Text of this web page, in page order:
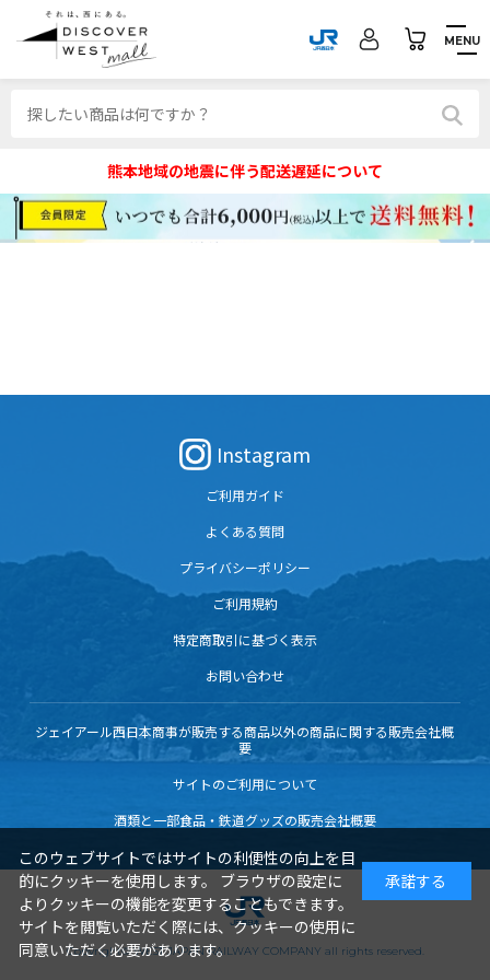
MENU
熊本地域の地震に伴う配送遅延について
Instagram
ご利用ガイド
よくある質問
プライバシーポリシー
ご利用規約
特定商取引に基づく表示
お問い合わせ
ジェイアール西日本商事が販売する商品以外の商品に関する販売会社概
要
サイトのご利用について
酒類と一部食品・鉄道グッズの販売会社概要
Copyright© WEST JAPAN RAILWAY COMPANY all rights reserved.
このウェブサイトではサイトの利便性の向上を目
的にクッキーを使用します。 ブラウザの設定に
よりクッキーの機能を変更することもできます。
サイトを閲覧いただく際には、クッキーの使用に
同意いただく必要があります。
承諾する